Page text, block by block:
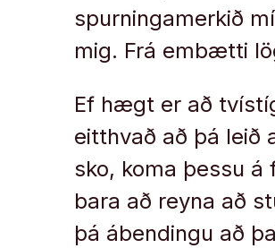
spurningamerkið
mig. Frá embætti
Ef hægt er að
eitthvað að þá leið
sko, koma þessu
bara að reyna að
þá ábendingu að